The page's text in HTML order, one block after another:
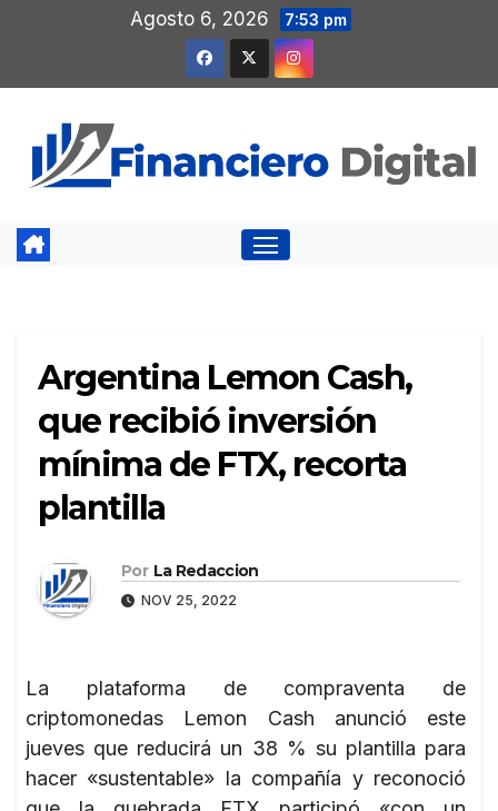
contenido
Agosto 6, 2026 7:53 pm
Argentina Lemon Cash,
que recibió inversión
mínima de FTX, recorta
plantilla
Por La Redaccion
NOV 25, 2022
La plataforma de compraventa de
criptomonedas Lemon Cash anunció este
jueves que reducirá un 38 % su plantilla para
hacer «sustentable» la compañía y reconoció